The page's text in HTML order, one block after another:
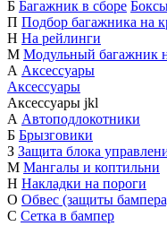
Б Багажник в сборе
П Подбор багажника на
Н На рейлинги
М Модульный багажник
А Аксессуары
Аксессуары
Аксессуары jkl
А Автоподлокотники
Б Брызговики
З Защита блока
М Мангалы и коптильни
Н Накладки на пороги
О Обвес (защиты
С Сетка в бампер